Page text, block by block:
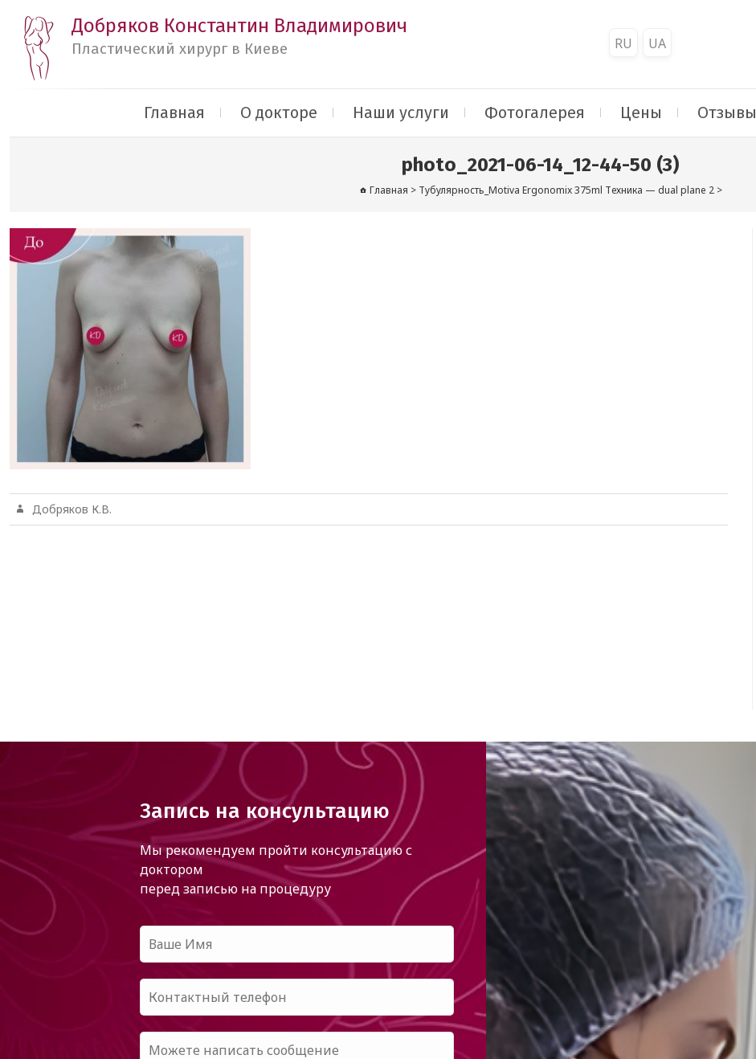
Добряков Константин Владимирович
Пластический хирург в Киеве RU UA
Главная О докторе Наши услуги Фотогалерея Цены Отзывы
photo_2021-06-14_12-44-50 (3)
Главная > Тубулярность_Motiva Ergonomix 375ml Техника — dual plane 2>
Добряков К.В.
Запись на консультацию
Мы рекомендуем пройти консультацию с
доктором
перед записью на процедуру